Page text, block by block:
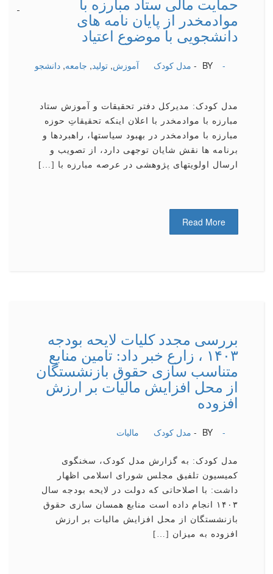
-
حمایت مالی ستاد مبارزه با
موادمخدر از پایان نامه های
دانشجویی با موضوع اعتیاد
BY - مدل کودک آموزش, تولید, جامعه, دانشجو -
مدل کودک: مدیرکل دفتر تحقیقات و آموزش ستاد
مبارزه با موادمخدر با اعلان اینکه تحقیقاتِ حوزه
مبارزه با موادمخدر در بهبود سیاست‏ها، راهبردها و
برنامه ها نقش شایان توجهی دارد، از تصویب و
ارسال اولویت‏های پژوهشی در عرصه مبارزه با […]
Read More
-
بررسی مجدد كلیات لایحه بودجه
۱۴۰۳ ، زارع خبر داد: تامین منابع
متناسب سازی حقوق بازنشستگان
از محل افزایش مالیات بر ارزش
افزوده
BY - مدل کودک مالیات -
مدل کودک: به گزارش مدل کودک، سخنگوی
کمیسیون تلفیق مجلس شورای اسلامی اظهار
داشت: با اصلاحاتی که دولت در لایحه بودجه سال
۱۴۰۳ انجام داده است منابع همسان سازی حقوق
بازنشستگان از محل افزایش مالیات بر ارزش
افزوده به میزان […]
--------